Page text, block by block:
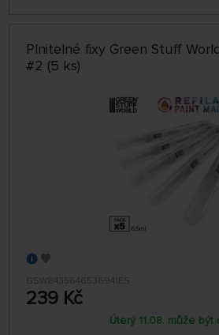
Plnitelné fixy Green Stuff
#2 (5 ks)
GSW8435646536941ES
239 Kč
Úterý 11.08. může být